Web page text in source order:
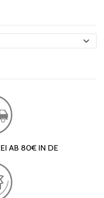
AB 80€ IN DE